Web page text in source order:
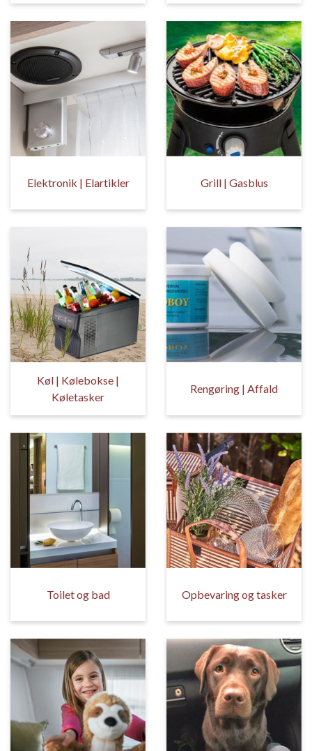
Elektronik | Elartikler Grill | Gasblus
Køl | Kølebokse |
Køletasker
Rengøring | Affald
Toilet og bad Opbevaring og tasker